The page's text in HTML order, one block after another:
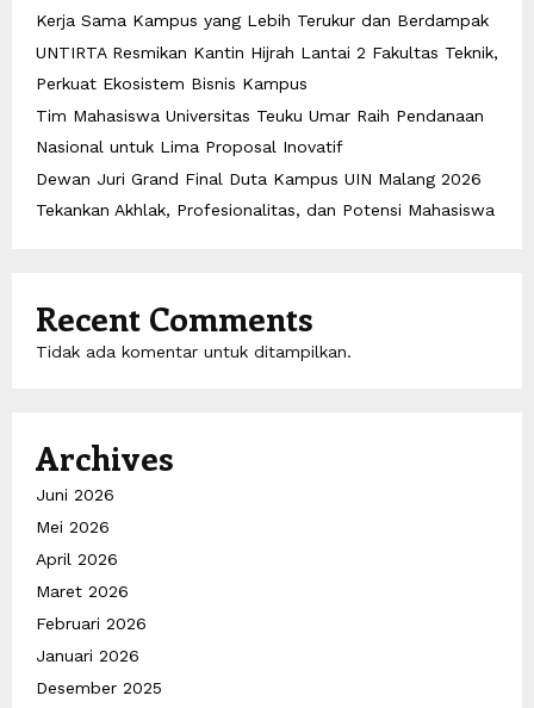
Kerja Sama Kampus yang Lebih Terukur dan Berdampak
UNTIRTA Resmikan Kantin Hijrah Lantai 2 Fakultas Teknik,
Perkuat Ekosistem Bisnis Kampus
Tim Mahasiswa Universitas Teuku Umar Raih Pendanaan
Nasional untuk Lima Proposal Inovatif
Dewan Juri Grand Final Duta Kampus UIN Malang 2026
Tekankan Akhlak, Profesionalitas, dan Potensi Mahasiswa
Recent Comments
Tidak ada komentar untuk ditampilkan.
Archives
Juni 2026
Mei 2026
April 2026
Maret 2026
Februari 2026
Januari 2026
Desember 2025